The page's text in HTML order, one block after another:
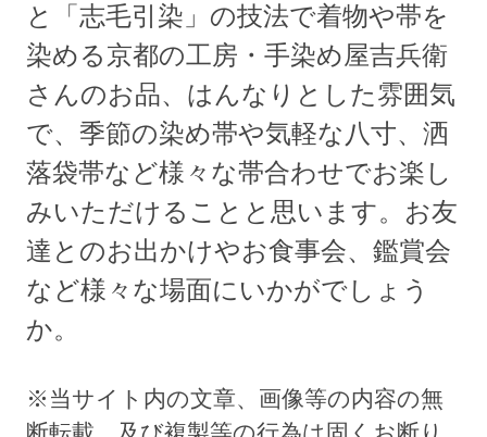
と「志毛引染」の技法で着物や帯を
染める京都の工房・手染め屋吉兵衛
さんのお品、はんなりとした雰囲気
で、季節の染め帯や気軽な八寸、洒
落袋帯など様々な帯合わせでお楽し
みいただけることと思います。お友
達とのお出かけやお食事会、鑑賞会
など様々な場面にいかがでしょう
か。